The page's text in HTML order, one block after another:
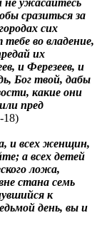
сразиться за
сих
во владение,
их
и Ферезеев, и
Бог твой, дабы
какие они
пред
18)
и всех женщин,
а всех детей
ложа,
стана семь
к
день, вы и